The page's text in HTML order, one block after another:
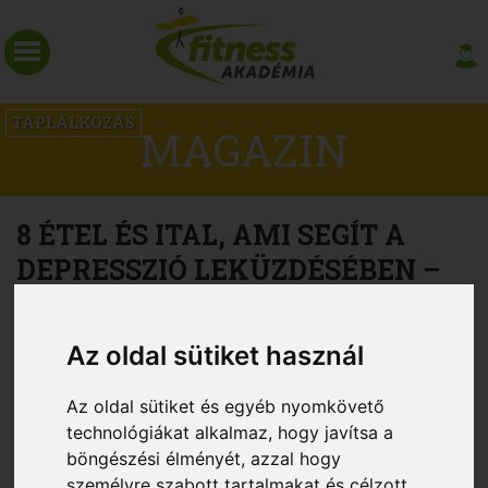
Az oldal sütiket használ
Az oldal sütiket és egyéb nyomkövető
technológiákat alkalmaz, hogy javítsa a
böngészési élményét, azzal hogy
TÁPLÁLKOZÁS MAGAZIN
8 ÉTEL ÉS ITAL, AMI SEGÍT A
DEPRESSZIÓ LEKÜZDÉSÉBEN –